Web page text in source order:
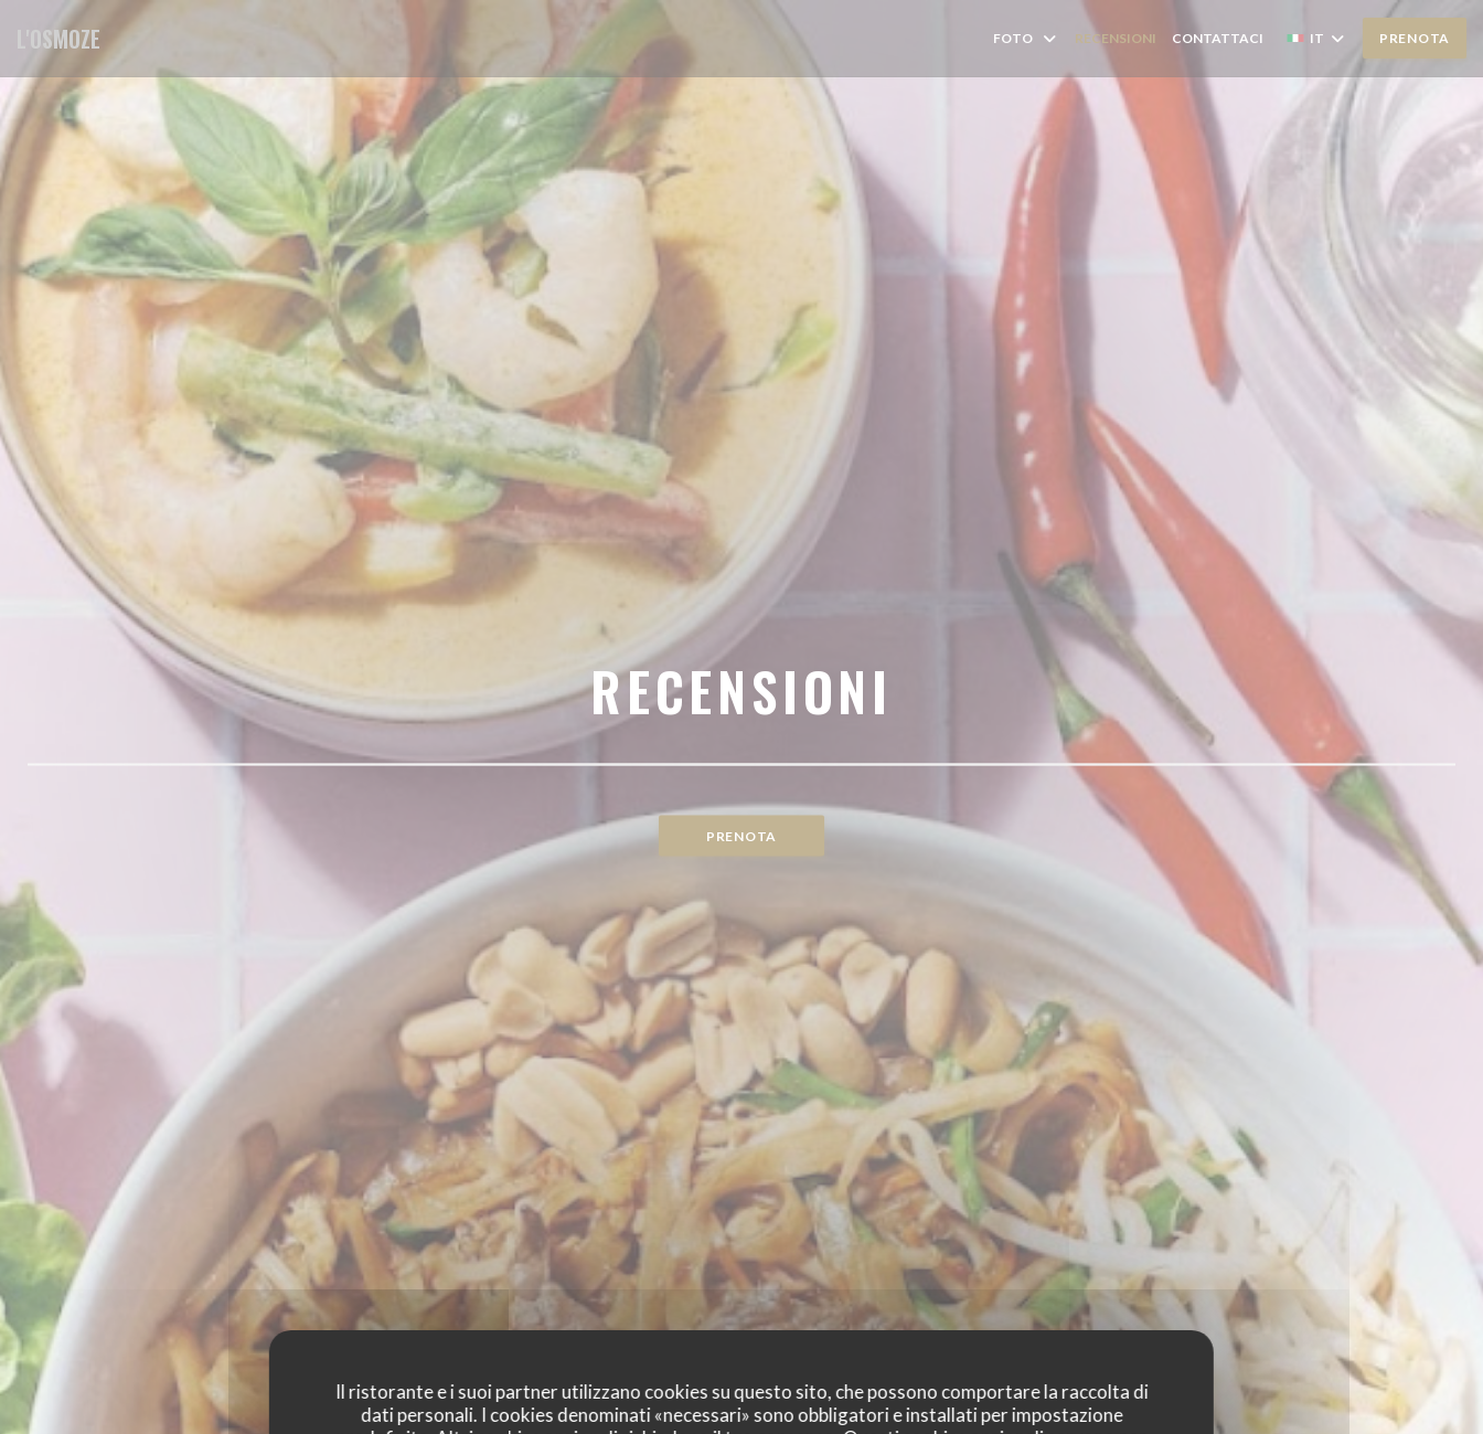
Personalizzazione delle tue scelte sui cookie
Il ristorante e i suoi partner utilizzano cookies su questo sito, che possono comportare la raccolta di
dati personali. I cookies denominati «necessari» sono obbligatori e installati per impostazione
L'OSMOZE FOTO RECENSIONI CONTATTACI IT PRENOTA
RECENSIONI
PRENOTA